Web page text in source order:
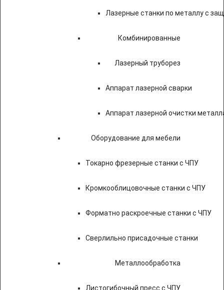
Лазерные станки по металлу с
Комбинированные
Лазерный труборез
Аппарат лазерной сварки
Аппарат лазерной очистки
Оборудование для мебели
Токарно фрезерные станки с ЧПУ
Кромкооблицовочные станки с ЧПУ
Форматно раскроечные станки с ЧПУ
Сверлильно присадочные станки
Металлообработка
Листогибочный пресс с ЧПУ